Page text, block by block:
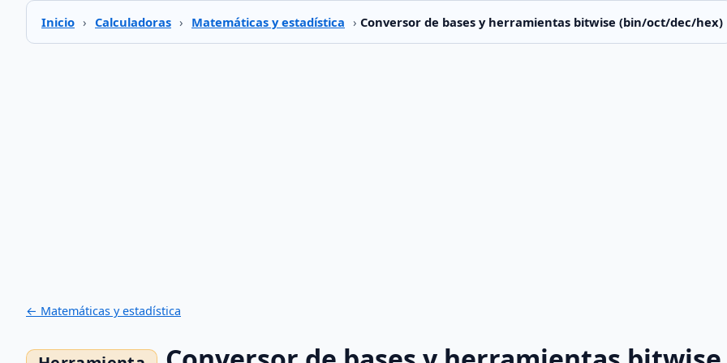
Inicio › Calculadoras › Matemáticas y estadística › Conversor de bases y herramientas bitwise (bin/oct/dec/hex)
← Matemáticas y estadística